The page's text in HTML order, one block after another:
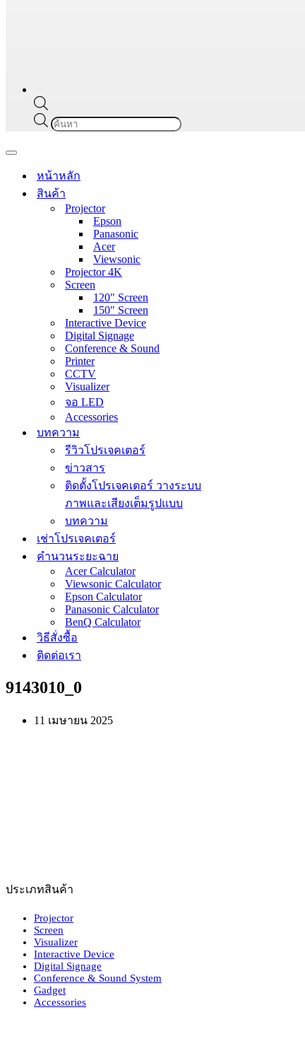
Products
search
Navigation
หน้าหลัก
สินค้า
Projector
Epson
Panasonic
Acer
Viewsonic
Projector 4K
Screen
120″ Screen
150″ Screen
Interactive Device
Digital Signage
Conference & Sound
Printer
CCTV
Visualizer
จอ LED
Accessories
บทความ
รีวิวโปรเจคเตอร์
ข่าวสาร
ติดตั้งโปรเจคเตอร์ วางระบบ
ภาพและเสียงเต็มรูปแบบ
บทความ
เช่าโปรเจคเตอร์
คำนวนระยะฉาย
Acer Calculator
Viewsonic Calculator
Epson Calculator
Panasonic Calculator
BenQ Calculator
วิธีสั่งซื้อ
ติดต่อเรา
9143010_0
11 เมษายน 2025
ประเภทสินค้า
Projector
Screen
Visualizer
Interactive Device
Digital Signage
Conference & Sound System
Gadget
Accessories